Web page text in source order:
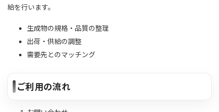
給を行います。
生成物の規格・品質の整理
出荷・供給の調整
需要先とのマッチング
ご利用の流れ